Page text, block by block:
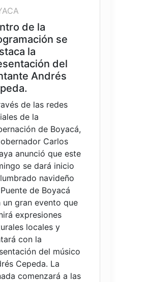
de la
se
la
del
Andrés
de las redes
de la
de Boyacá,
Carlos
anunció que este
se dará inicio
navideño
de Boyacá
un gran evento que
expresiones
locales y
con la
del músico
Cepeda. La
comenzará a las